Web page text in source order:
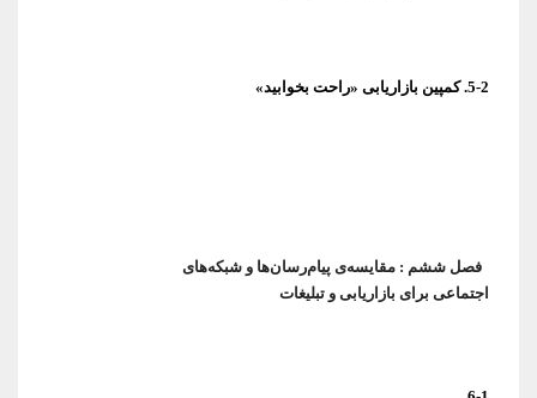
5-2. کمپین بازاریابی «راحت بخوابید»
اجتماعی برای بازاریابی و تبلیغات